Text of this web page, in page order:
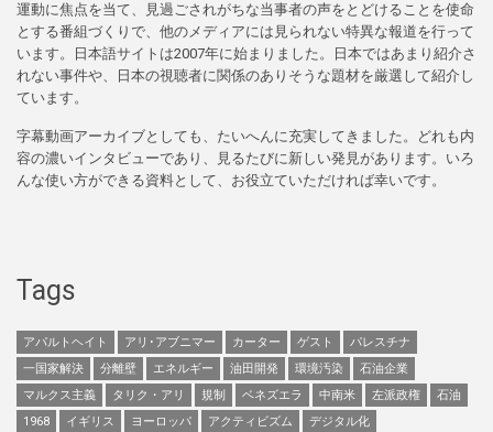
運動に焦点を当て、見過ごされがちな当事者の声をとどけることを使命
とする番組づくりで、他のメディアには見られない特異な報道を行って
います。日本語サイトは2007年に始まりました。日本ではあまり紹介さ
れない事件や、日本の視聴者に関係のありそうな題材を厳選して紹介し
ています。
字幕動画アーカイブとしても、たいへんに充実してきました。どれも内
容の濃いインタビューであり、見るたびに新しい発見があります。いろ
んな使い方ができる資料として、お役立ていただければ幸いです。
Tags
アパルトヘイト アリ･アブニマー カーター ゲスト
パレスチナ
一国家解決
分離壁 エネルギー 油田開発 環境汚染
石油企業
マルクス主義
タリク・アリ 規制 ベネズエラ 中南米 左派政権
石油
1968
イギリス ヨーロッパ アクティビズム デジタル化